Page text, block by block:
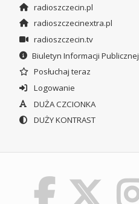
radioszczecin.pl
radioszczecinextra.pl
radioszczecin.tv
Biuletyn Informacji Publicznej
Posłuchaj teraz
Logowanie
DUŻA CZCIONKA
DUŻY KONTRAST